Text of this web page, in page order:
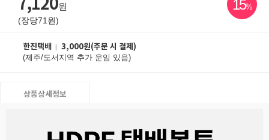
7,120원
장당71원
15%
한진택배 3,000원(주문 시 결제)
(제주/도서지역 추가 운임 있음)
상품상세정보